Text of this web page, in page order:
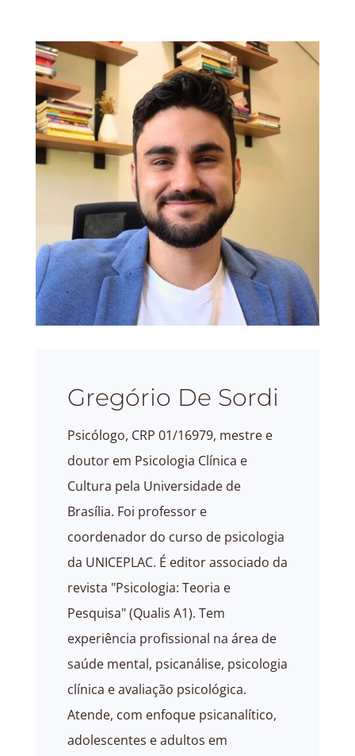
Gregório De Sordi
Psicólogo, CRP 01/16979, mestre e
doutor em Psicologia Clínica e
Cultura pela Universidade de
Brasília. Foi professor e
coordenador do curso de psicologia
da UNICEPLAC. É editor associado da
revista "Psicologia: Teoria e
Pesquisa" (Qualis A1). Tem
experiência profissional na área de
saúde mental, psicanálise, psicologia
clínica e avaliação psicológica.
Atende, com enfoque psicanalítico,
adolescentes e adultos em